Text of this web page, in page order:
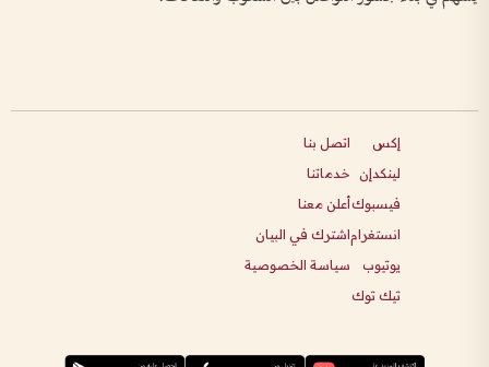
إكس
لينكدإن
فيسبوك
انستغرام
يوتيوب
تيك توك
اتصل بنا
خدماتنا
أعلن معنا
اشترك في البيان
سياسة الخصوصية